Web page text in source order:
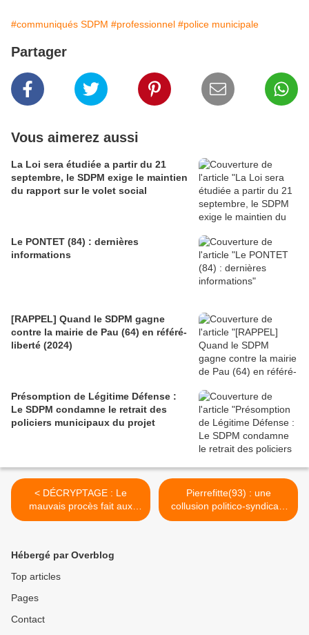
#communiqués SDPM #professionnel #police municipale
Partager
Vous aimerez aussi
La Loi sera étudiée a partir du 21
septembre, le SDPM exige le maintien
du rapport sur le volet social
Le PONTET (84) : dernières
informations
[RAPPEL] Quand le SDPM gagne
contre la mairie de Pau (64) en référé-
liberté (2024)
Présomption de Légitime Défense :
Le SDPM condamne le retrait des
policiers municipaux du projet
< DÉCRYPTAGE : Le
mauvais procès fait aux
fonctionnaires
Pierrefitte(93) : une
collusion politico-syndicale
contre l'armement insulte
Hébergé par Overblog
Top articles
Pages
Contact